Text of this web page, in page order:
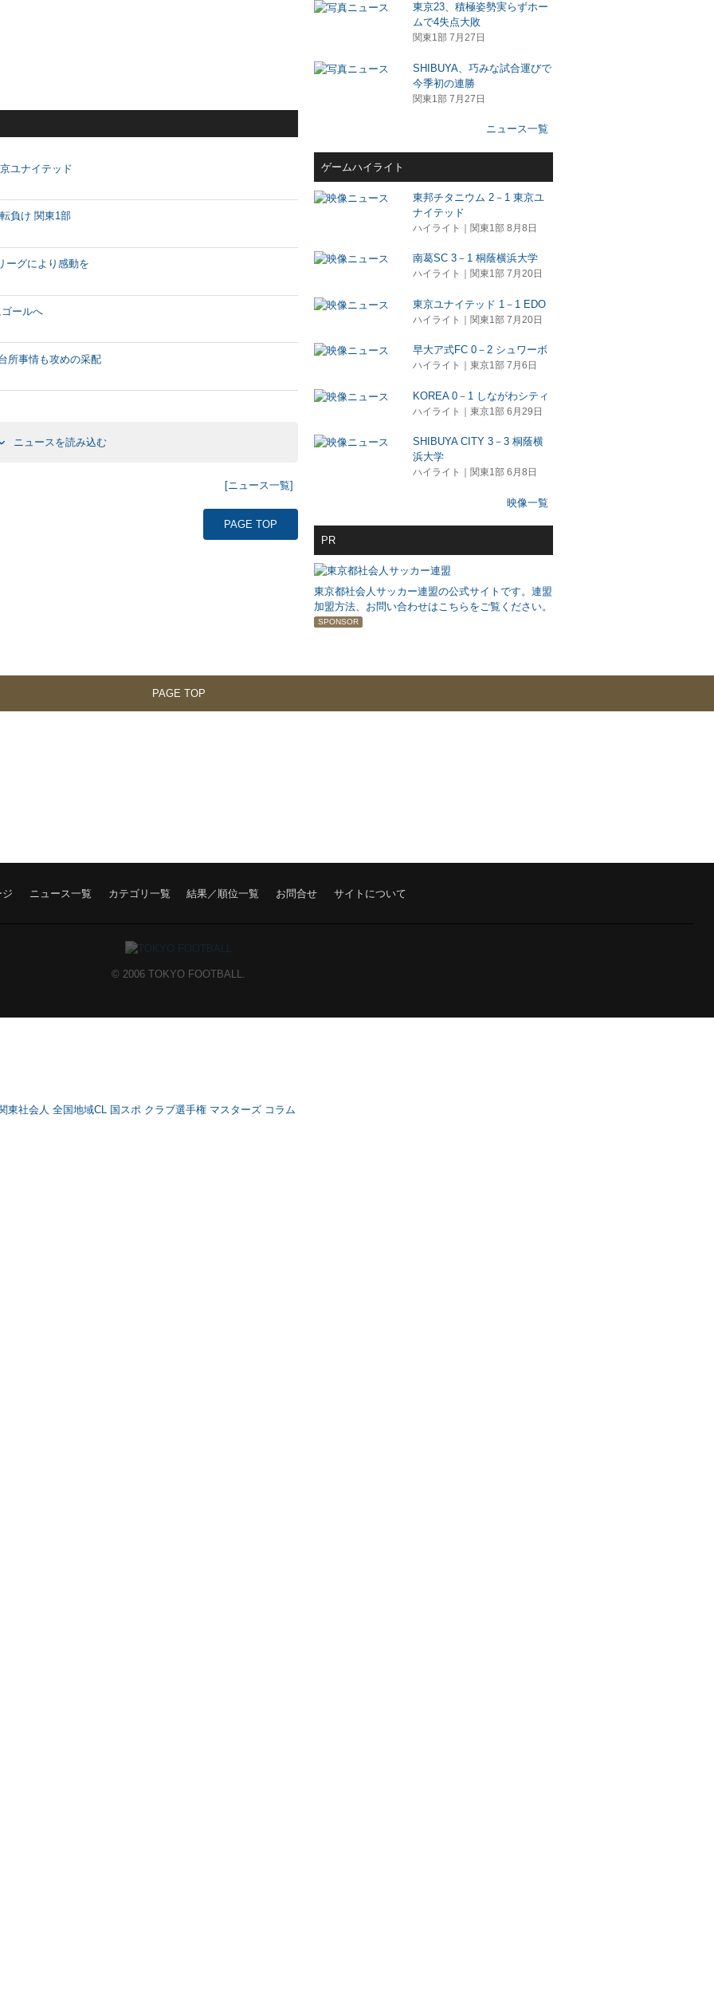
ユナイテッド
負け 関東1部
ーグにより感動を
ールへ
所事情も攻めの采配
ニュースを読み込む
[ニュース一覧]
PAGE TOP
東京23、積極姿勢実らずホー
ムで4失点大敗
関東1部 7月27日
SHIBUYA、巧みな試合運びで
今季初の連勝
関東1部 7月27日
ニュース一覧
ゲームハイライト
東邦チタニウム 2－1 東京ユ
ナイテッド
ハイライト｜関東1部 8月8日
南葛SC 3－1 桐蔭横浜大学
ハイライト｜関東1部 7月20日
東京ユナイテッド 1－1 EDO
ハイライト｜関東1部 7月20日
早大ア式FC 0－2 シュワーボ
ハイライト｜東京1部 7月6日
KOREA 0－1 しながわシティ
ハイライト｜東京1部 6月29日
SHIBUYA CITY 3－3 桐蔭横
浜大学
ハイライト｜関東1部 6月8日
映像一覧
PR
東京都社会人サッカー連盟の公式サイトです。連盟
加盟方法、お問い合わせはこちらをご覧ください。
SPONSOR
PAGE TOP
ジ ニュース一覧 カテゴリ一覧 結果／順位一覧 お問合せ サイトについて
© 2006 TOKYO FOOTBALL.
東社会人 全国地域CL 国スポ クラブ選手権 マスターズ コラム